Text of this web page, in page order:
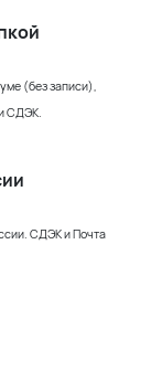
(без записи),
СДЭК.
СДЭК и Почта